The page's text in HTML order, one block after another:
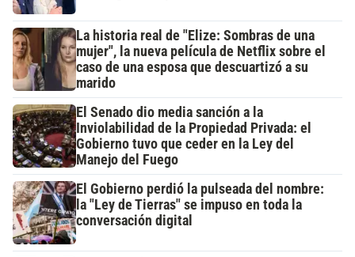
La historia real de "Elize: Sombras de una
mujer", la nueva película de Netflix sobre el
caso de una esposa que descuartizó a su
marido
El Senado dio media sanción a la
Inviolabilidad de la Propiedad Privada: el
Gobierno tuvo que ceder en la Ley del
Manejo del Fuego
El Gobierno perdió la pulseada del nombre:
la "Ley de Tierras" se impuso en toda la
conversación digital